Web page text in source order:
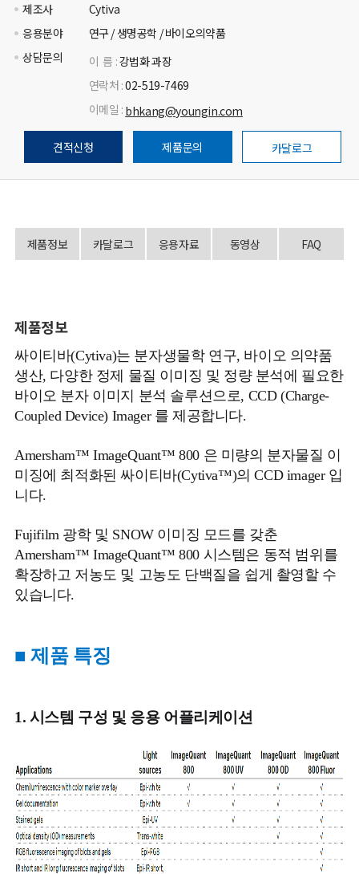
제조사
Cytiva
응용분야
연구 / 생명공학 / 바이오의약품
상담문의
이 름 :강법화 과장
연락처 :02-519-7469
이메일 : bhkang@youngin.com
견적신청 제품문의 카달로그
제품정보 카달로그 응용자료 동영상 FAQ
제품정보
싸이티바(Cytiva)는 분자생물학 연구, 바이오 의약품
생산, 다양한 정제 물질 이미징 및 정량 분석에 필요한
바이오 분자 이미지 분석 솔루션으로, CCD (Charge-
Coupled Device) Imager 를 제공합니다.
Amersham™ ImageQuant™ 800 은 미량의 분자물질 이
미징에 최적화된 싸이티바(Cytiva™)의 CCD imager 입
니다.
Fujifilm 광학 및 SNOW 이미징 모드를 갖춘
Amersham™ ImageQuant™ 800 시스템은 동적 범위를
확장하고 저농도 및 고농도 단백질을 쉽게 촬영할 수
있습니다.
■ 제품 특징
1. 시스템 구성 및 응용 어플리케이션